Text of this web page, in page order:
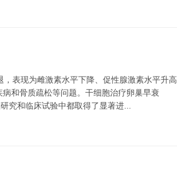
表现为雌激素水平下降、促性腺激素水平升高
和骨质疏松等问题。干细胞治疗卵巢早衰
究和临床试验中都取得了显著进...